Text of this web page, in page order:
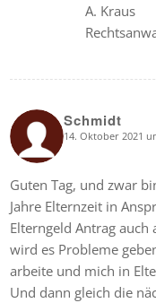
A. Kraus
Schmidt
says: 14. Oktober 2021
Guten Tag, und zwar
Jahre Elternzeit in
Elterngeld Antrag auch
wird es Probleme
arbeite und mich in
Und dann gleich die